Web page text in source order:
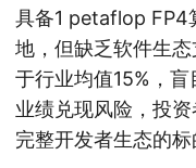
具备1 petaflop FP4
地，但缺乏软件生
于行业均值15%，
业绩兑现风险，投
完整开发者生态的标